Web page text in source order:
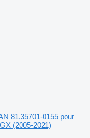
81.35701-0155 pour
(2005-2021)